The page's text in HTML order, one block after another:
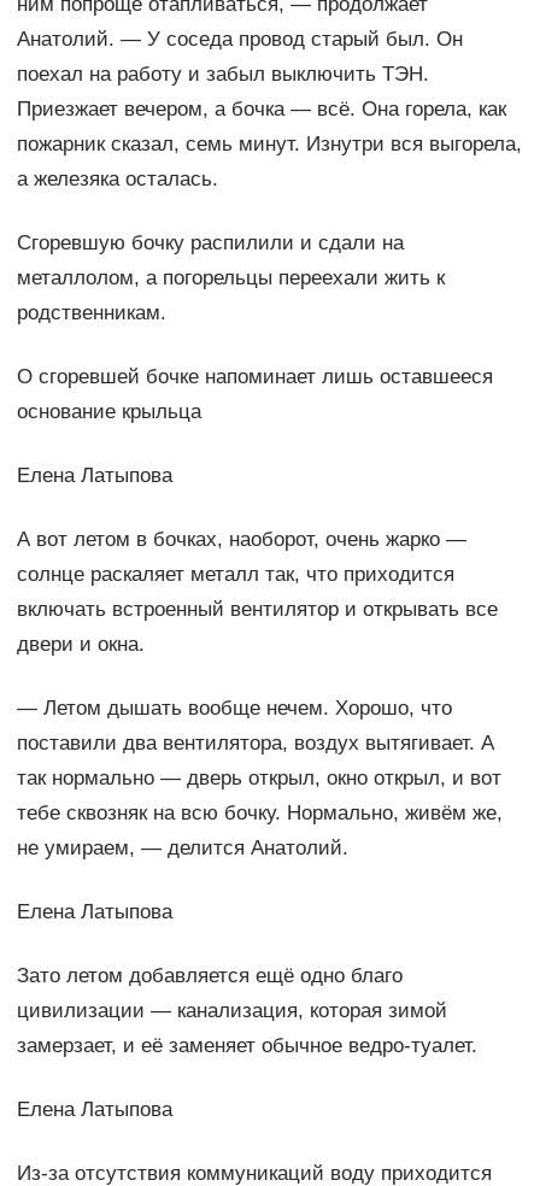
Анатолий. — У соседа провод старый был. Он
поехал на работу и забыл выключить ТЭН.
Приезжает вечером, а бочка — всё. Она горела, как
пожарник сказал, семь минут. Изнутри вся выгорела,
а железяка осталась.
Сгоревшую бочку распилили и сдали на
металлолом, а погорельцы переехали жить к
родственникам.
О сгоревшей бочке напоминает лишь оставшееся
основание крыльца
Елена Латыпова
А вот летом в бочках, наоборот, очень жарко —
солнце раскаляет металл так, что приходится
включать встроенный вентилятор и открывать все
двери и окна.
— Летом дышать вообще нечем. Хорошо, что
поставили два вентилятора, воздух вытягивает. А
так нормально — дверь открыл, окно открыл, и вот
тебе сквозняк на всю бочку. Нормально, живём же,
не умираем, — делится Анатолий.
Елена Латыпова
Зато летом добавляется ещё одно благо
цивилизации — канализация, которая зимой
замерзает, и её заменяет обычное ведро-туалет.
Елена Латыпова
Из-за отсутствия коммуникаций воду приходится